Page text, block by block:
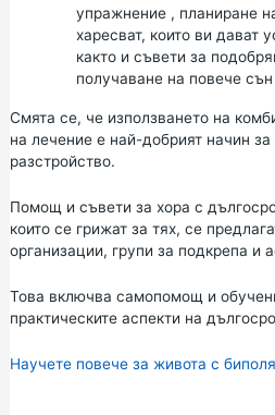
упражнение, планиране
харесват, които ви дават
както и съвети за
получаване на повече сън
Смята се, че използването на
на лечение е най-добрият начин
разстройство.
Помощ и съвети за хора с
които се грижат за тях, се
организации, групи за подкрепа и
Това включва самопомощ и
практическите аспекти на
Научете повече за живота с